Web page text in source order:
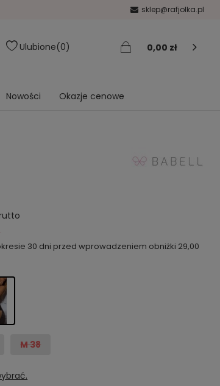
sklep@rafjolka.pl
Ulubione 0 0,00 zł
Nowości Okazje cenowe
30 dni przed wprowadzeniem obniżki 29,00
M 38